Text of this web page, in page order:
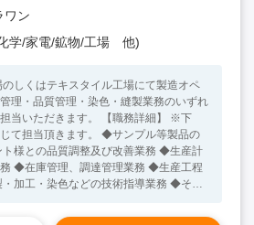
ワン
学/家電/鉱物/工場 他)
理・品質管理・染色・縫製業務のいずれ
いただきます。 【職務詳細】 ※下
て担当頂きます。 ◆サンプル等製品の
程
・品質管理・染色・縫製業務 のいずれ